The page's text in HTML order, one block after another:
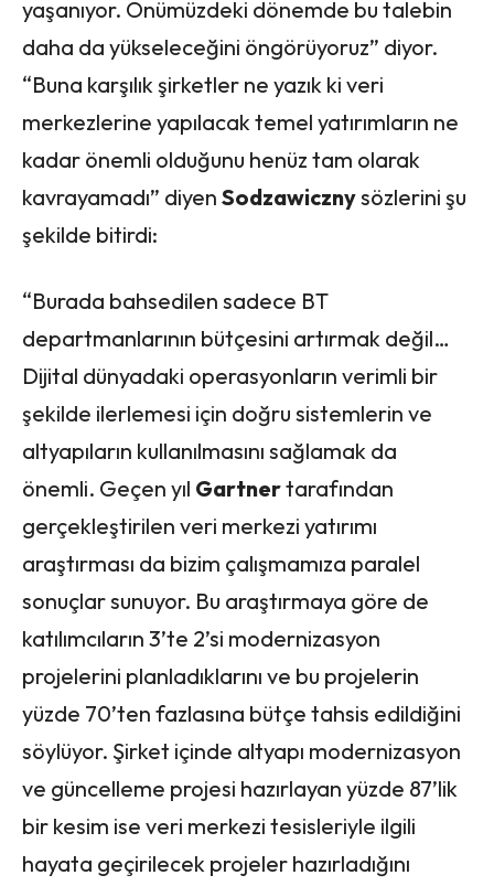
yaşanıyor. Önümüzdeki dönemde bu talebin
daha da yükseleceğini öngörüyoruz” diyor.
“Buna karşılık şirketler ne yazık ki veri
merkezlerine yapılacak temel yatırımların ne
kadar önemli olduğunu henüz tam olarak
kavrayamadı” diyen Sodzawicznysözlerini şu
şekilde bitirdi:
“Burada bahsedilen sadece BT
departmanlarının bütçesini artırmak değil…
Dijital dünyadaki operasyonların verimli bir
şekilde ilerlemesi için doğru sistemlerin ve
altyapıların kullanılmasını sağlamak da
önemli. Geçen yıl Gartnertarafından
gerçekleştirilen veri merkezi yatırımı
araştırması da bizim çalışmamıza paralel
sonuçlar sunuyor. Bu araştırmaya göre de
katılımcıların 3’te 2’si modernizasyon
projelerini planladıklarını ve bu projelerin
yüzde 70’ten fazlasına bütçe tahsis edildiğini
söylüyor. Şirket içinde altyapı modernizasyon
ve güncelleme projesi hazırlayan yüzde 87’lik
bir kesim ise veri merkezi tesisleriyle ilgili
hayata geçirilecek projeler hazırladığını